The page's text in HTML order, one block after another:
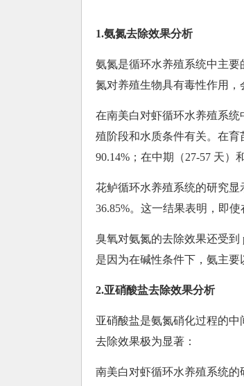
1.氨氮去除效果分析
氨氮是循环水养殖系统中主
氮对养殖生物具有毒性作用，
在南美白对虾循环水养殖系统
殖阶段和水质条件有关。在育
90.14%；在中期（27-57 天）
花鲈循环水养殖系统的研究显
36.85%。这一结果表明，即
臭氧对氨氮的去除效果还受到
是因为在碱性条件下，氨主要
2.亚硝酸盐去除效果分析
亚硝酸盐是氨氮硝化过程的
去除效果极为显著：
南美白对虾循环水养殖系统的